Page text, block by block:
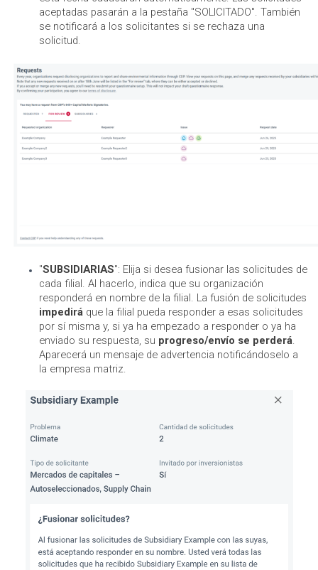
aceptadas pasarán a la pestaña "SOLICITADO". También
se notificará a los solicitantes si se rechaza una
solicitud.
"SUBSIDIARIAS": Elija si desea fusionar las solicitudes de
cada filial. Al hacerlo, indica que su organización
responderá en nombre de la filial. La fusión de solicitudes
impedirá que la filial pueda responder a esas solicitudes
por sí misma y, si ya ha empezado a responder o ya ha
enviado su respuesta, su progreso/envío se perderá.
Aparecerá un mensaje de advertencia notificándoselo a
la empresa matriz.